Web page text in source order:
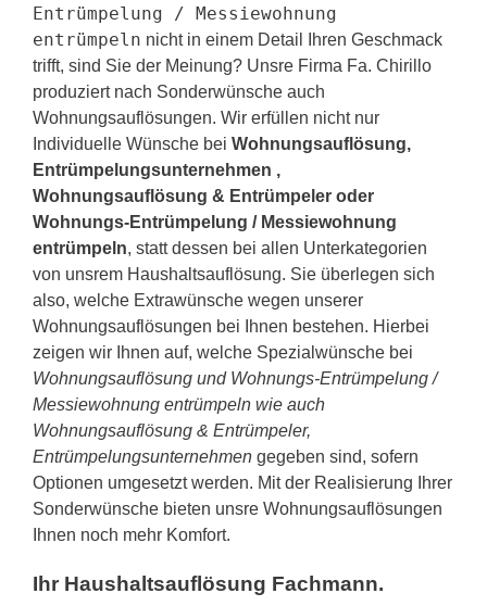
Entrümpelung / Messiewohnung
entrümpeln nicht in einem Detail Ihren Geschmack
trifft, sind Sie der Meinung? Unsre Firma Fa. Chirillo
produziert nach Sonderwünsche auch
Wohnungsauflösungen. Wir erfüllen nicht nur
Individuelle Wünsche bei Wohnungsauflösung,
Entrümpelungsunternehmen ,
Wohnungsauflösung & Entrümpeler oder
Wohnungs-Entrümpelung / Messiewohnung
entrümpeln, statt dessen bei allen Unterkategorien
von unsrem Haushaltsauflösung. Sie überlegen sich
also, welche Extrawünsche wegen unserer
Wohnungsauflösungen bei Ihnen bestehen. Hierbei
zeigen wir Ihnen auf, welche Spezialwünsche bei
Wohnungsauflösung und Wohnungs-Entrümpelung /
Messiewohnung entrümpeln wie auch
Wohnungsauflösung & Entrümpeler,
Entrümpelungsunternehmen gegeben sind, sofern
Optionen umgesetzt werden. Mit der Realisierung Ihrer
Sonderwünsche bieten unsre Wohnungsauflösungen
Ihnen noch mehr Komfort.
Ihr Haushaltsauflösung Fachmann.